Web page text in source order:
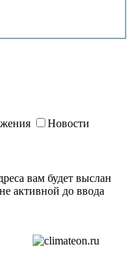
Новости
вам будет выслан
активной до ввода